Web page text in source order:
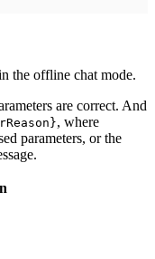
the offline chat mode.
are correct. And
, where
parameters, or the